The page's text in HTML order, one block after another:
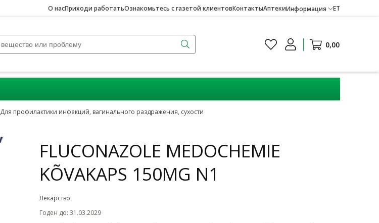
О насПриходи работатьОзнакомьтесь с газетой клиентовКонтактыАптекиИнформация ET
0,00
Для профилактики инфекций, вагинального раздражения, сухости
FLUCONAZOLE MEDOCHEMIE
KÕVAKAPS 150MG N1
Лекарство
Годен до: 31.03.2029